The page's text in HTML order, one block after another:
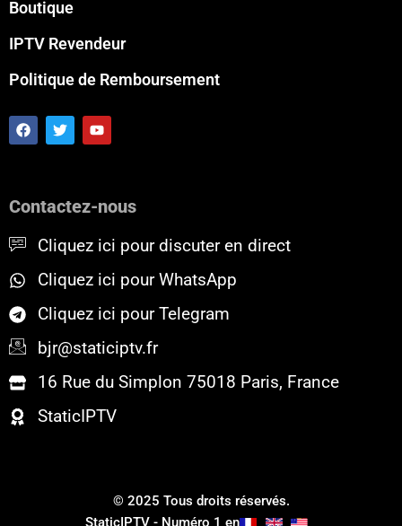
Boutique
IPTV Revendeur
Politique de Remboursement
F
a
c
o
T
w
i
r
Y
o
u
e
Contactez-nous
Cliquez ici pour discuter en direct
Cliquez ici pour WhatsApp
Cliquez ici pour Telegram
bjr@staticiptv.fr
16 Rue du Simplon 75018 Paris, France
StaticIPTV
© 2025 Tous droits réservés.
StaticIPTV - Numéro 1 en